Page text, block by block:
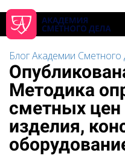
Блог Академии Сметного
Методика
сметных
изделия,